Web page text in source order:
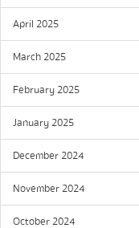
April 2025
March 2025
February 2025
January 2025
December 2024
November 2024
October 2024